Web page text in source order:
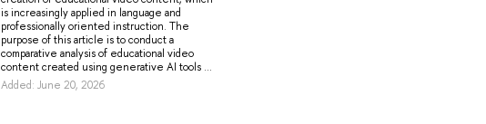
is increasingly applied in language and
professionally oriented instruction. The
purpose of this article is to conduct a
comparative analysis of educational video
content created using generative AI tools ...
Added: June 20, 2026